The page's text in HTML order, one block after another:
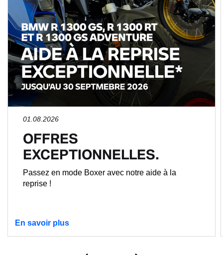
01.08.2026
OFFRES
EXCEPTIONNELLES.
Passez en mode Boxer avec notre aide à la
reprise !
En savoir plus